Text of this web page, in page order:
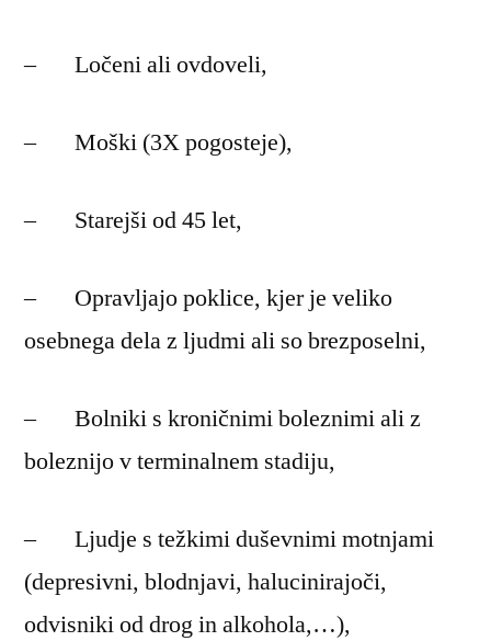
– Ločeni ali ovdoveli,
– Moški (3X pogosteje),
– Starejši od 45 let,
– Opravljajo poklice, kjer je veliko
osebnega dela z ljudmi ali so brezposelni,
– Bolniki s kroničnimi boleznimi ali z
boleznijo v terminalnem stadiju,
– Ljudje s težkimi duševnimi motnjami
(depresivni, blodnjavi, halucinirajoči,
odvisniki od drog in alkohola,…),